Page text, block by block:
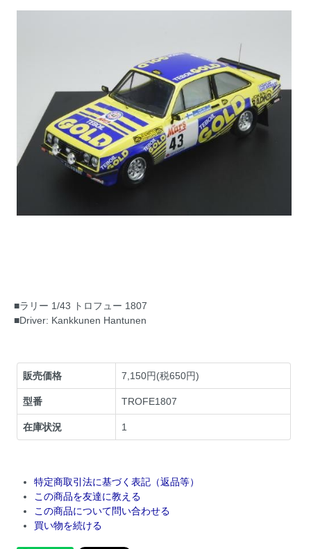
■ラリー 1/43 トロフュー 1807
■Driver: Kankkunen Hantunen
販売価格 7,150円(税650円)
型番 TROFE1807
在庫状況 1
特定商取引法に基づく表記（返品等）
この商品を友達に教える
この商品について問い合わせる
買い物を続ける